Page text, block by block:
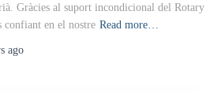
Gràcies al suport incondicional del Rotary
confiant en el nostre Read more…
ago